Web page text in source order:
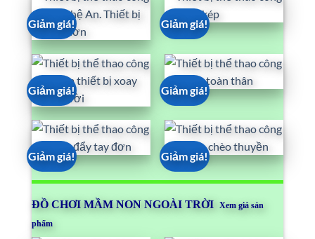
Giảm giá! Giảm giá!
Giảm giá! Giảm giá!
Giảm giá! Giảm giá!
ĐỒ CHƠI MẦM NON NGOÀI TRỜI Xem giá sản
phẩm